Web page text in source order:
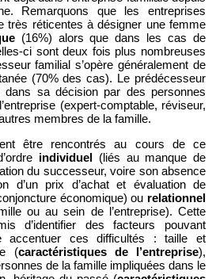
Remarquons que les entreprises
très réticentes à désigner une femme
(16%) alors que dans les cas de
ci sont deux fois plus nombreuses
familial s’opère généralement de
(70% des cas). Le prédécesseur
dans sa décision par des personnes
(expert-comptable, réviseur,
membres de la famille.
être rencontrés au cours de ce
individuel (liés au manque de
du successeur, voire son absence
d’un prix d’achat et évaluation de
économique) ou relationnel
ou au sein de l’entreprise). Cette
d’identifier des facteurs pouvant
accentuer ces difficultés : taille et
(caractéristiques de l’entreprise),
de la famille impliquées dans le